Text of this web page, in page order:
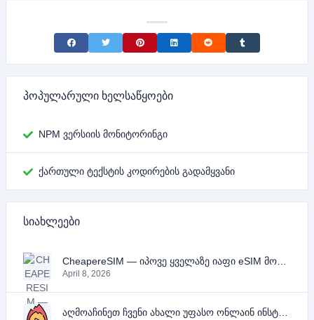
Share on Facebook
Share on TwitterShare on Pinterest
Share on LinkedIn
Share on RedditShare on Tumblr
პოპულარული ხელსაწყოები
NPM ვერსიის მონიტორინგი
ქართული ტექსტის კოდირების გადამყვანი
სიახლეები
April 8, 2026